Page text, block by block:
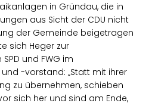
in Gründau, die in
aus Sicht der CDU nicht
der Gemeinde beigetragen
sich Heger zur
und FWG im
-vorstand: „Statt mit ihrer
zu übernehmen, schieben
sich her und sind am Ende,